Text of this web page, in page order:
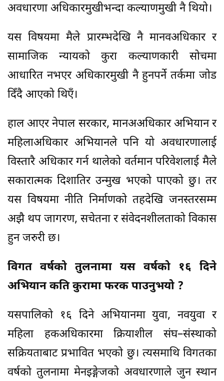
अवधारणा अधिकारमुखीभन्दा कल्याणमुखी नै थियो।
यस विषयमा मैले प्रारम्भदेखि नै मानवअधिकार र
सामाजिक न्यायको कुरा कल्याणकारी सोचमा
आधारित नभएर अधिकारमुखी नै हुनपर्ने तर्कमा जोड
दिँदै आएको थिएँ।
हाल आएर नेपाल सरकार, मानअअधिकार अभियान र
महिलाअधिकार अभियानले पनि यो अवधारणालाई
विस्तारै अधिकार गर्न थालेको वर्तमान परिवेशलाई मैले
सकारात्मक दिशातिर उन्मुख भएको पाएको छु। तर
यस विषयमा नीति निर्माणको तहदेखि जनस्तरसम्म
अझै थप जागरण, सचेतना र संवेदनशीलताको विकास
हुन जरुरी छ।
विगत वर्षको तुलनामा यस वर्षको १६ दिने
अभियान कति कुरामा फरक पाउनुभयो ?
यसपालिको १६ दिने अभियानमा युवा, नवयुवा र
महिला हकअधिकारमा क्रियाशील संघ–संस्थाको
सक्रियताबाट प्रभावित भएको छु। त्यसमाथि विगतका
वर्षको तुलनामा मेनइङ्गेजको अवधारणाले जुन स्थान